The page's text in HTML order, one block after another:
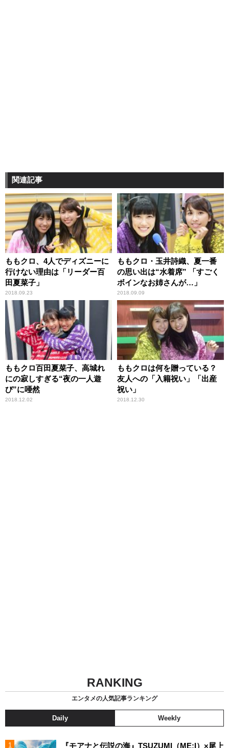
関連記事
ももクロ、4人でディズニーに
行けない理由は「リーダー百
田夏菜子」
2018.09.23
ももクロ・玉井詩織、夏一番
の思い出は“水着席” 「すごく
ボインなお姉さんが…」
2018.09.09
ももクロ百田夏菜子、高城れ
にの寂しすぎる“夜の一人遊
び”に唖然
2018.12.02
ももクロは何を贈っている？
友人への「入籍祝い」「出産
祝い」
2018.12.30
RANKING
エンタメの人気記事ランキング
Daily Weekly
『モアナと伝説の海』TSUZUMI（ME:I）×尾上